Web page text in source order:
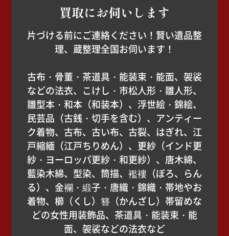
買取にお伺いします
片づける前にご連絡ください！賢い遺品整
理、蔵整理全国お伺います！
古布・骨董・茶道具・能装束・能面、袈裟
などの法衣、こけし・市松人形・雛人形、
雛型本・和本（和装本）、浮世絵・錦絵、
民芸品（古銭・切手を含む）、アンティー
ク着物、古布、古い布、古裂、はぎれ、江
戸縮緬（江戸ちりめん）、更紗（インド更
紗・ヨーロッパ更紗・和更紗）、唐木綿、
藍染木綿、型染、筒描、襤褸（ぼろ、らん
る）、金襴・緞子・唐織・錦織・帯地やお
着物、櫛（くし）簪（かんざし）帯留めな
どの女性用装飾品、茶道具・能装束・能
面、袈裟などの法衣など